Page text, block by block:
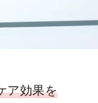
ア効果を